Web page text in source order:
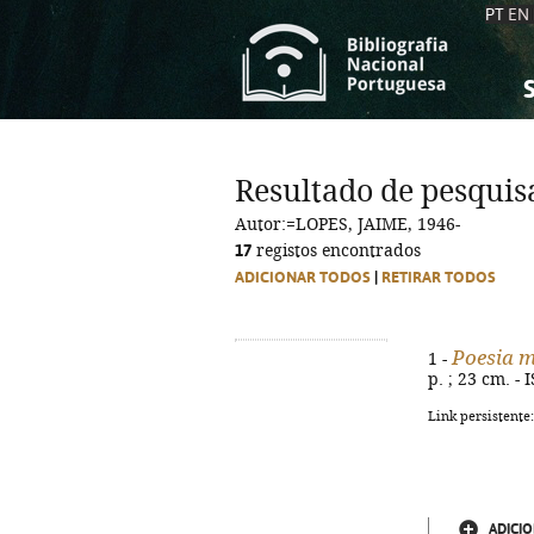
PT EN
Resultado de
Autor:=LOPES, JAIME, 1946-
17 registos encontrados
ADICIONAR TODOS RETIRAR TODOS
1 - Poesia
p. ; 23 cm. -
Link